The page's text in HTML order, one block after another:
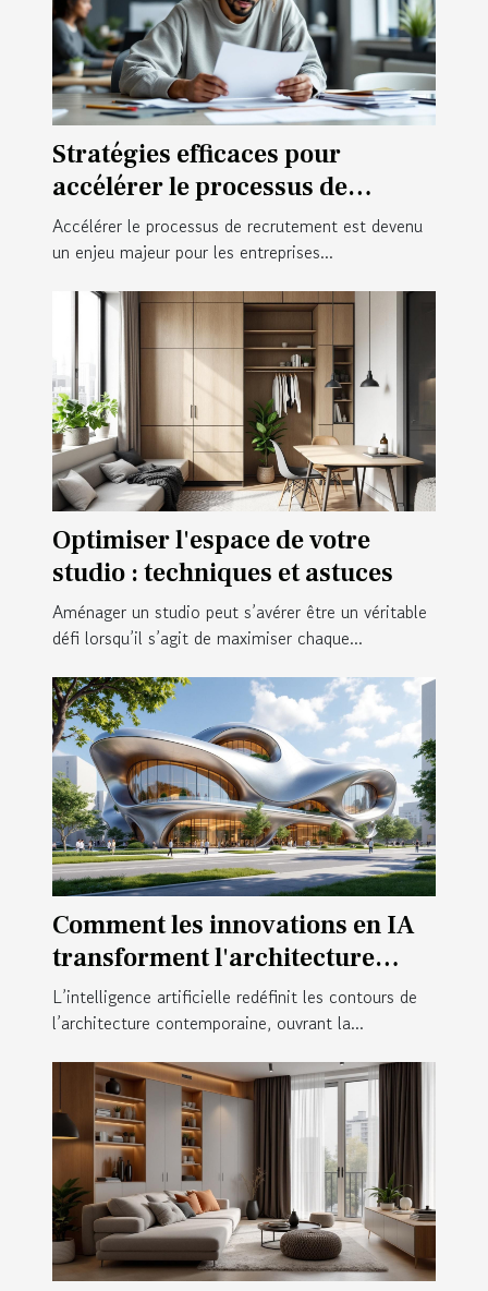
Stratégies efficaces pour
accélérer le processus de
recrutement
Accélérer le processus de recrutement est devenu
un enjeu majeur pour les entreprises...
Optimiser l'espace de votre
studio : techniques et astuces
Aménager un studio peut s’avérer être un véritable
défi lorsqu’il s’agit de maximiser chaque...
Comment les innovations en IA
transforment l'architecture
moderne ?
L’intelligence artificielle redéfinit les contours de
l’architecture contemporaine, ouvrant la...